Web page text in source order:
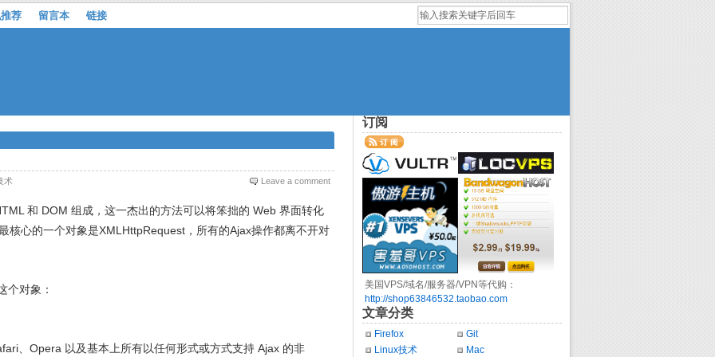
荐 留言本 链接
术 Leave a comment
和 DOM 组成，这一杰出的方法可以将笨拙的 Web 界面转化
核心的一个对象是XMLHttpRequest，所有的Ajax操作都离不开对
个对象：
、Opera 以及基本上所有以任何形式或方式支持 Ajax 的非
订阅
美国VPS/域名/服务器/VPN等代购：
http://shop63846532.taobao.com
文章分类
Firefox
Git
Linux技术
Mac